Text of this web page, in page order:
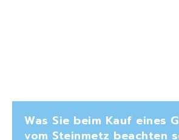
Was Sie beim Kauf eines
vom Steinmetz beachten